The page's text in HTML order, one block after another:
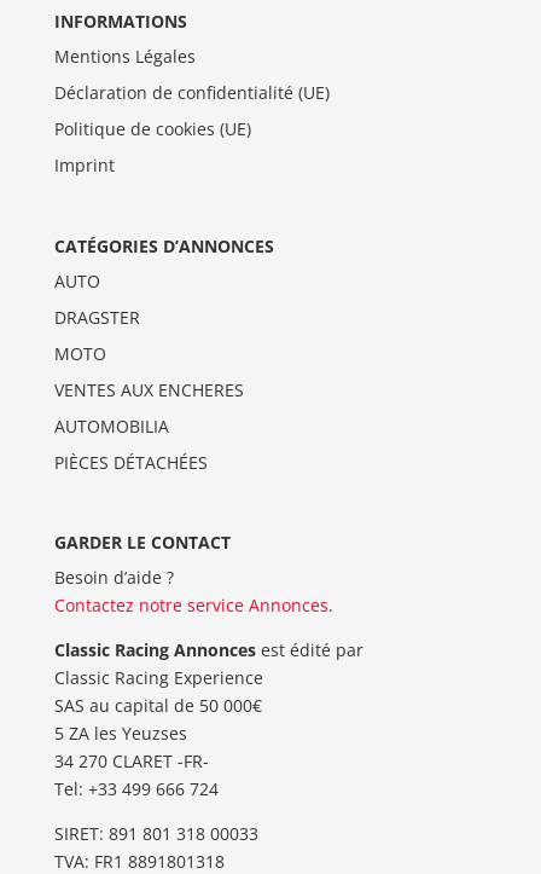
INFORMATIONS
Mentions Légales
Déclaration de confidentialité (UE)
Politique de cookies (UE)
Imprint
CATÉGORIES D’ANNONCES
AUTO
DRAGSTER
MOTO
VENTES AUX ENCHERES
AUTOMOBILIA
PIÈCES DÉTACHÉES
GARDER LE CONTACT
Besoin d’aide ?
Contactez notre service Annonces.
Classic Racing Annoncesest édité par
Classic Racing Experience
SAS au capital de 50 000€
5 ZA les Yeuzses
34 270 CLARET -FR-
Tel: ‭+33 499 666 724‬
SIRET: 891 801 318 00033
TVA: FR1 8891801318